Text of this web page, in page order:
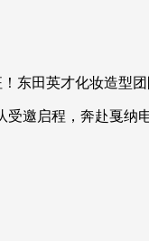
东田英才化妆造型
受邀启程，奔赴戛纳